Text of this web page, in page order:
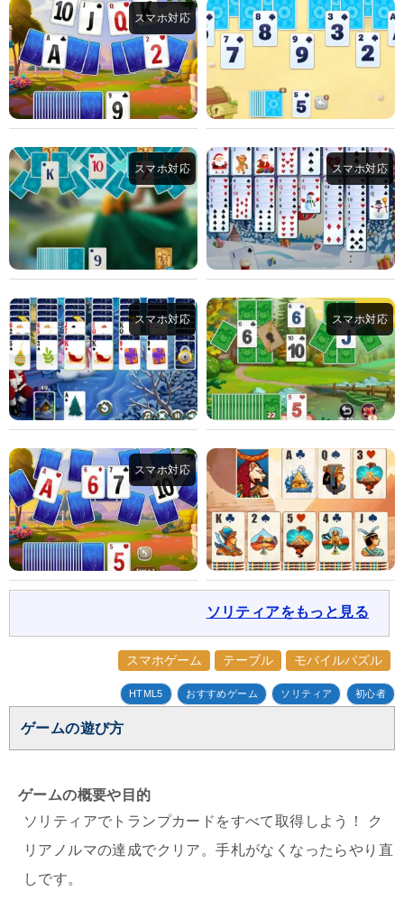
ソリティアをもっと見る
スマホゲーム テーブル モバイルパズル
HTML5 おすすめゲーム ソリティア 初心者
ゲームの遊び方
ゲームの概要や目的
ソリティアでトランプカードをすべて取得しよう！ ク
リアノルマの達成でクリア。手札がなくなったらやり直
しです。